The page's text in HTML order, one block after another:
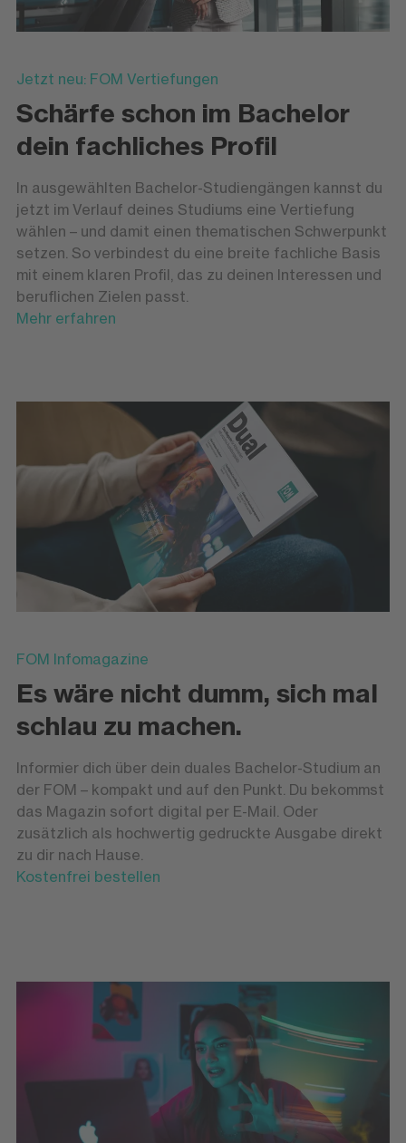
Jetzt neu: FOM Vertiefungen
Schärfe schon im Bachelor
dein fachliches Profil
In ausgewählten Bachelor-Studiengängen kannst du
jetzt im Verlauf deines Studiums eine Vertiefung
wählen – und damit einen thematischen Schwerpunkt
setzen. So verbindest du eine breite fachliche Basis
mit einem klaren Profil, das zu deinen Interessen und
beruflichen Zielen passt.
Mehr erfahren
FOM Infomagazine
Es wäre nicht dumm, sich mal
schlau zu machen.
Informier dich über dein duales Bachelor-Studium an
der FOM – kompakt und auf den Punkt. Du bekommst
das Magazin sofort digital per E-Mail. Oder
zusätzlich als hochwertig gedruckte Ausgabe direkt
zu dir nach Hause.
Kostenfrei bestellen